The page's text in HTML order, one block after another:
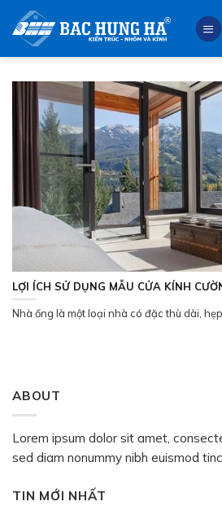
content
LỢI ÍCH SỬ DỤNG MẪU CỬA KÍNH
Nhà ống là một loại nhà có đặc thù dài,
ABOUT
Lorem ipsum dolor sit amet,
sed diam nonummy nibh euismod
TIN MỚI NHẤT